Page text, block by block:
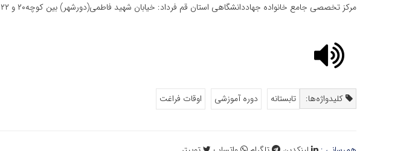
کلیدواژه‌ها: تابستانه دوره آموزشی اوقات فراغت